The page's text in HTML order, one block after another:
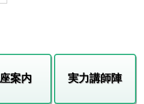
案内 実力講師陣